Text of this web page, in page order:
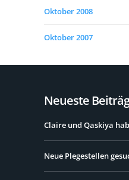
Oktober 2008
Oktober 2007
Neueste
Claire und Qaskiya
Neue Plegestellen